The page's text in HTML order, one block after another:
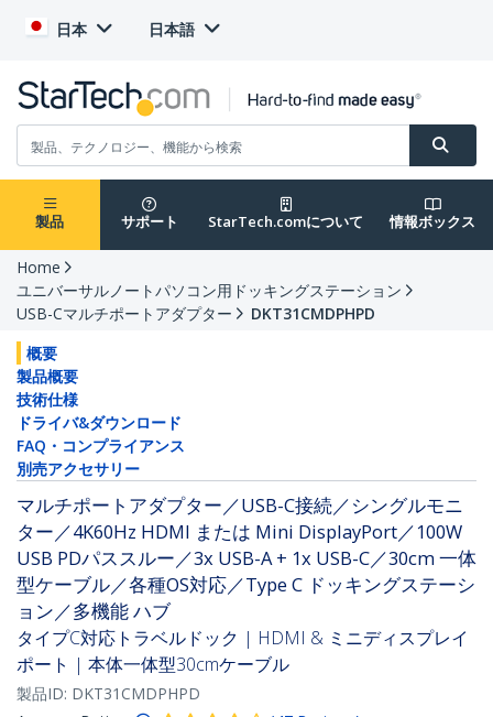
日本 日本語
製品 サポート StarTech.comについて 情報ボックス
Home
ユニバーサルノートパソコン用ドッキングステーション
USB-Cマルチポートアダプター
DKT31CMDPHPD
概要
製品概要
技術仕様
ドライバ&ダウンロード
FAQ・コンプライアンス
別売アクセサリー
マルチポートアダプター／USB-C接続／シングルモニ
ター／4K60Hz HDMI または Mini DisplayPort／100W
USB PDパススルー／3x USB-A + 1x USB-C／30cm 一体
型ケーブル／各種OS対応／Type C ドッキングステーシ
ョン／多機能 ハブ
タイプC対応トラベルドック | HDMI & ミニディスプレイ
ポート | 本体一体型30cmケーブル
製品ID: DKT31CMDPHPD